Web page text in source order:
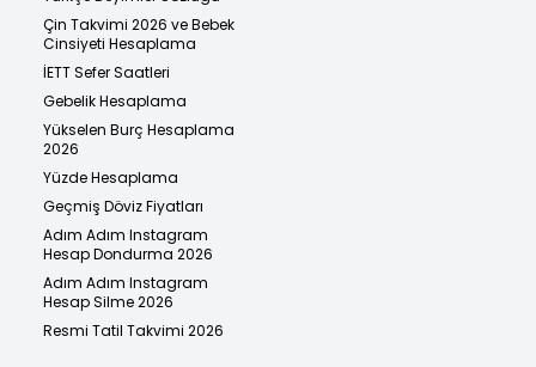
Çin Takvimi 2026 ve Bebek
Cinsiyeti Hesaplama
İETT Sefer Saatleri
Gebelik Hesaplama
Yükselen Burç Hesaplama
2026
Yüzde Hesaplama
Geçmiş Döviz Fiyatları
Adım Adım Instagram
Hesap Dondurma 2026
Adım Adım Instagram
Hesap Silme 2026
Resmi Tatil Takvimi 2026